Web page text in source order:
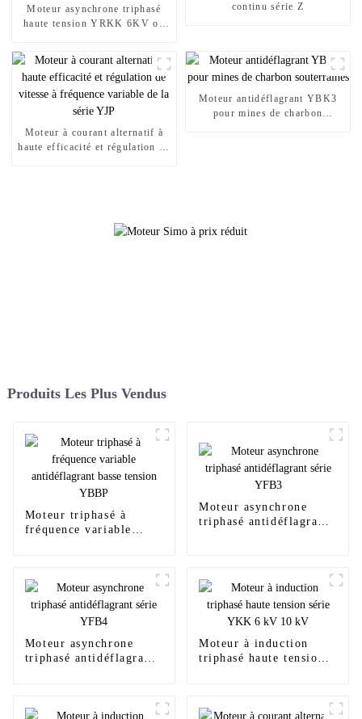
Moteur asynchrone triphasé
haute tension YRKK 6KV ou
continu série Z
Moteur à courant alternatif à
haute efficacité et régulation de
Moteur antidéflagrant YBK3
pour mines de charbon
Produits Les Plus Vendus
Moteur triphasé à
fréquence variable
Moteur asynchrone
triphasé antidéflagrant
Moteur asynchrone
triphasé antidéflagrant
Moteur à induction
triphasé haute tension